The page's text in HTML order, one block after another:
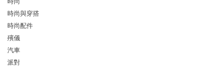
時尚與穿搭
時尚配件
殯儀
汽車
派對